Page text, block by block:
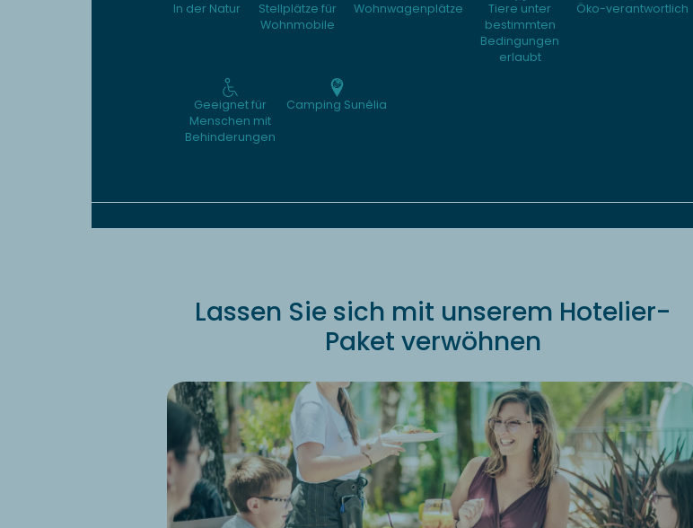
In der Natur
Stellplätze für
Wohnmobile
Wohnwagenplätze
Tiere unter
bestimmten
Bedingungen
erlaubt
Öko-verantwortlich
Geeignet für
Menschen mit
Behinderungen
Camping Sunêlia
Lassen Sie sich mit unserem Hotelier-
Paket verwöhnen